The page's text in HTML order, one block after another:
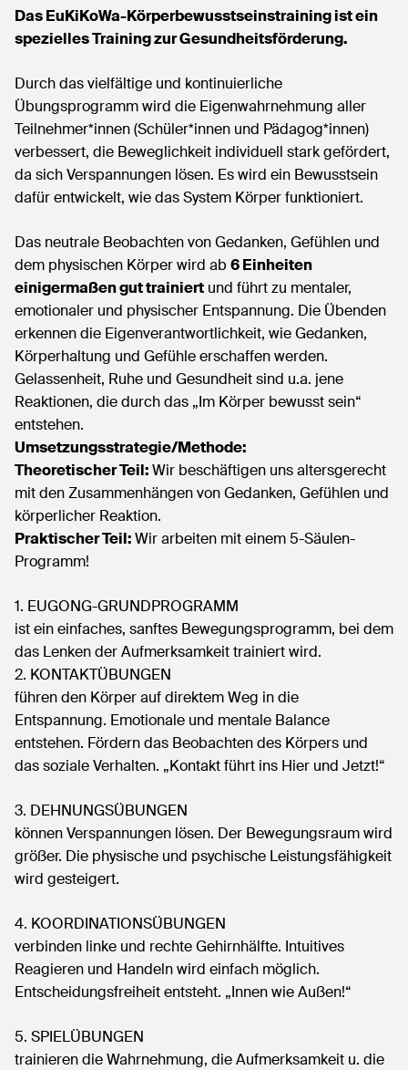
Das EuKiKoWa-Körperbewusstseinstraining ist ein
spezielles Training zur Gesundheitsförderung.
Durch das vielfältige und kontinuierliche
Übungsprogramm wird die Eigenwahrnehmung aller
Teilnehmer*innen (Schüler*innen und Pädagog*innen)
verbessert, die Beweglichkeit individuell stark gefördert,
da sich Verspannungen lösen. Es wird ein Bewusstsein
dafür entwickelt, wie das System Körper funktioniert.
Das neutrale Beobachten von Gedanken, Gefühlen und
dem physischen Körper wird ab 6 Einheiten
einigermaßen gut trainiert und führt zu mentaler,
emotionaler und physischer Entspannung. Die Übenden
erkennen die Eigenverantwortlichkeit, wie Gedanken,
Körperhaltung und Gefühle erschaffen werden.
Gelassenheit, Ruhe und Gesundheit sind u.a. jene
Reaktionen, die durch das „Im Körper bewusst sein“
entstehen.
Umsetzungsstrategie/Methode:
Theoretischer Teil:Wir beschäftigen uns altersgerecht
mit den Zusammenhängen von Gedanken, Gefühlen und
körperlicher Reaktion.
Praktischer Teil:Wir arbeiten mit einem 5-Säulen-
Programm!
1. EUGONG-GRUNDPROGRAMM
ist ein einfaches, sanftes Bewegungsprogramm, bei dem
das Lenken der Aufmerksamkeit trainiert wird.
2. KONTAKTÜBUNGEN
führen den Körper auf direktem Weg in die
Entspannung. Emotionale und mentale Balance
entstehen. Fördern das Beobachten des Körpers und
das soziale Verhalten. „Kontakt führt ins Hier und Jetzt!“
3. DEHNUNGSÜBUNGEN
können Verspannungen lösen. Der Bewegungsraum wird
größer. Die physische und psychische Leistungsfähigkeit
wird gesteigert.
4. KOORDINATIONSÜBUNGEN
verbinden linke und rechte Gehirnhälfte. Intuitives
Reagieren und Handeln wird einfach möglich.
Entscheidungsfreiheit entsteht. „Innen wie Außen!“
5. SPIELÜBUNGEN
trainieren die Wahrnehmung, die Aufmerksamkeit u. die